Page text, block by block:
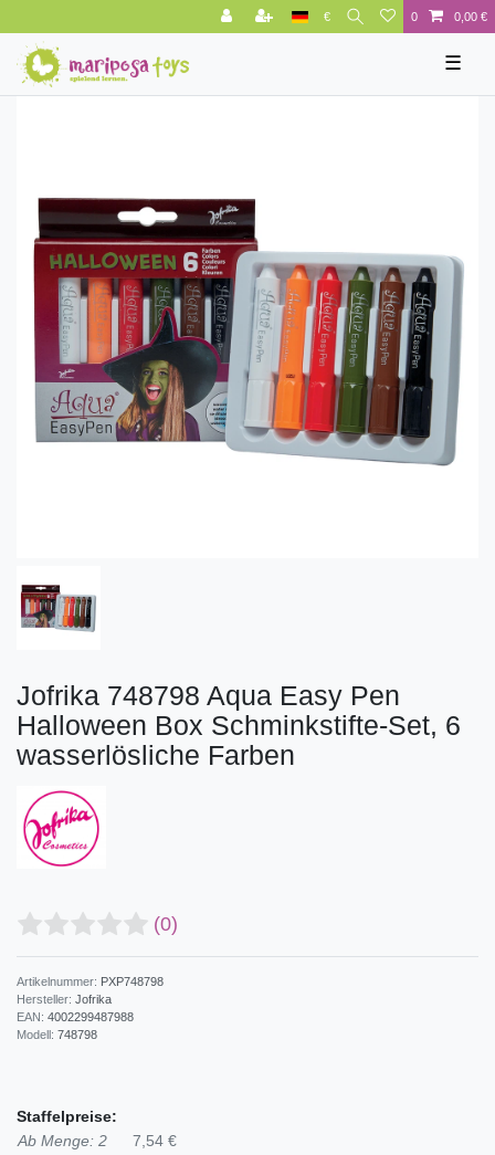
€ 0 0,00 €
☰
Jofrika 748798 Aqua Easy Pen
Halloween Box Schminkstifte-Set, 6
wasserlösliche Farben
(0)
Artikelnummer: PXP748798
Hersteller: Jofrika
EAN: 4002299487988
Modell: 748798
Staffelpreise:
Ab Menge: 2
7,54 €